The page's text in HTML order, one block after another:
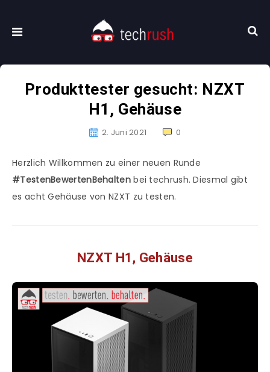
Produkttester gesucht: NZXT
H1, Gehäuse
2. Juni 2021 0
Herzlich Willkommen zu einer neuen Runde
#TestenBewertenBehaltenbei techrush. Diesmal gibt
es acht Gehäuse von NZXT zu testen.
NZXT H1, Gehäuse